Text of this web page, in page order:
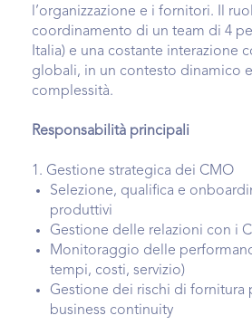
l’organizzazione e i fornitori. Il
coordinamento di un team di 4
Italia) e una costante interazione
globali, in un contesto dinamico
complessità.
Responsabilità principali
1. Gestione strategica dei CMO
Selezione, qualifica e
produttivi
Gestione delle relazioni con i
Monitoraggio delle
tempi, costi, servizio)
Gestione dei rischi di fornitura
business continuity